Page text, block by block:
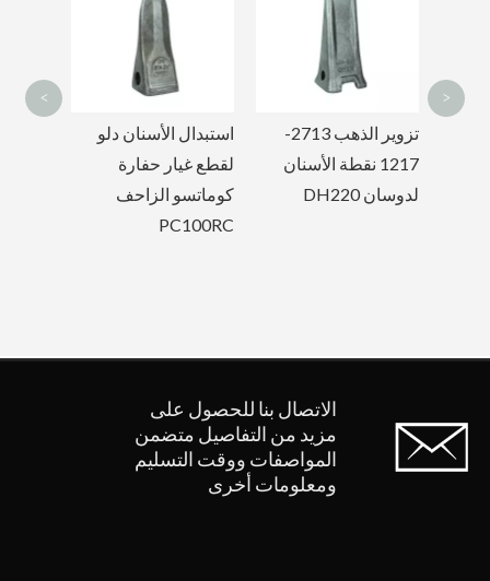
استبدال الأسنان دلو
لقطع غيار حفارة
كوماتسو الزاحف
PC100RC
تزوير الذهب 2713-
1217 نقطة الأسنان
لدوسان DH220
< >
الاتصال بنا للحصول على
مزيد من التفاصيل متضمن
المواصفات ووقت التسليم
ومعلومات أخرى